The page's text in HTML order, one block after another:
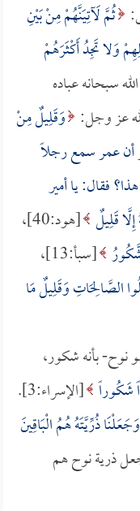
ثُمَّ لَآتِيَنَّهُمْ مِنْ بَيْنِ
وَلا تَجِدُ أَكْثَرَهُمْ
الله سبحانه عباده
عز وجل: وَقَلِيلٌ مِنْ
أنعمرسمع رجلاً
فقال: يا أمير
قَلِيلٌ
[هود:40]،
[سبأ:13]،
الصَّالِحَاتِ وَقَلِيلٌ مَا
نوح- بأنه شكور،
شَكُوراً [الإسراء:3].
وَجَعَلْنَا ذُرِّيَّتَهُ هُمُ الْبَاقِينَ
جعل ذرية نوح هم